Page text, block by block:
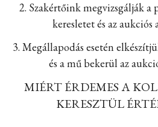
2. Szakértőink megvizsgálják
keresletet és az aukciós
3. Megállapodás esetén
és a mű bekerül az
MIÉRT ÉRDEMES A
KERESZTÜL